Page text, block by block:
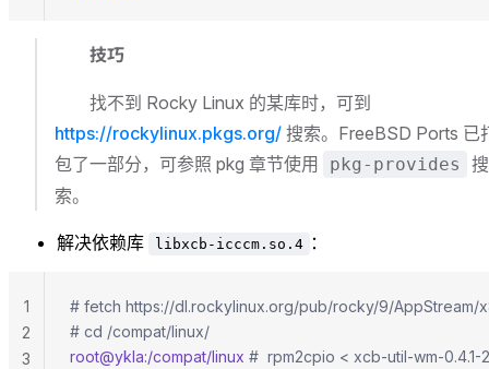
技巧
找不到 Rocky Linux 的某库时，可到
https://rockylinux.pkgs.org/ 搜索。FreeBSD Ports 已
包了一部分，可参照 pkg 章节使用
pkg-provides
搜
索。
解决依赖库 libxcb-icccm.so.4 ：
# cd /compat/linux/
root@ykla:/compat/linux
1
2
3